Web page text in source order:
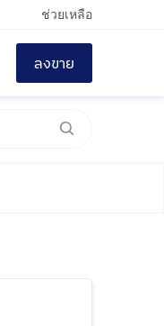
ช่วยเหลือ
ลงขาย